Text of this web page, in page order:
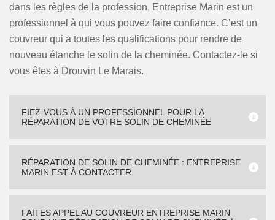
dans les règles de la profession, Entreprise Marin est un
professionnel à qui vous pouvez faire confiance. C’est un
couvreur qui a toutes les qualifications pour rendre de
nouveau étanche le solin de la cheminée. Contactez-le si
vous êtes à Drouvin Le Marais.
FIEZ-VOUS À UN PROFESSIONNEL POUR LA
RÉPARATION DE VOTRE SOLIN DE CHEMINÉE
RÉPARATION DE SOLIN DE CHEMINÉE : ENTREPRISE
MARIN EST À CONTACTER
FAITES APPEL AU COUVREUR ENTREPRISE MARIN